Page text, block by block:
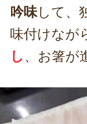
吟味して、
味付けなが
し 、お箸が